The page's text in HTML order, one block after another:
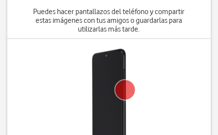
Puedes hacer pantallazos del teléfono y compartir
estas imágenes con tus amigos o guardarlas para
utilizarlas más tarde.